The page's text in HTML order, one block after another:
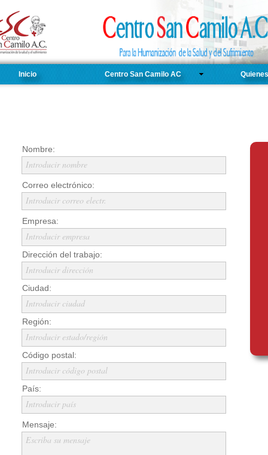
Nombre:
Introducir nombre
Correo electrónico:
Introducir correo electr.
Empresa:
Introducir empresa
Dirección del trabajo:
Introducir dirección
Ciudad:
Introducir ciudad
Región:
Introducir estado/región
Código postal:
Introducir código postal
País:
Introducir país
Mensaje:
Escriba su mensaje
Inicio Centro San Camilo AC